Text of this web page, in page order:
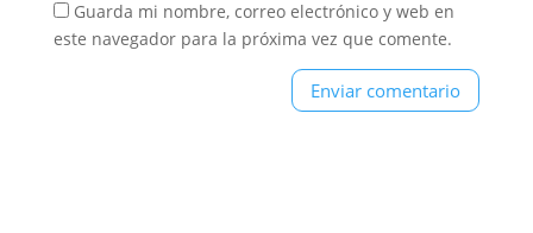
Guarda mi nombre, correo electrónico y web en
este navegador para la próxima vez que comente.